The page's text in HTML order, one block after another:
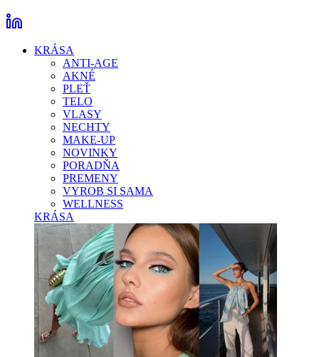
KRÁSA
ANTI-AGE
AKNÉ
PLEŤ
TELO
VLASY
NECHTY
MAKE-UP
NOVINKY
PORADŇA
PREMENY
VYROB SI SAMA
WELLNESS
KRÁSA